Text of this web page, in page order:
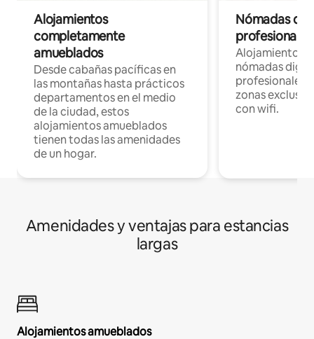
Alojamientos
completamente
amueblados
Desde cabañas pacíficas en
las montañas hasta prácticos
departamentos en el medio
de la ciudad, estos
alojamientos amueblados
tienen todas las amenidades
de un hogar.
Nómadas
Alojamientos
nómadas
profesionales
zonas
con wifi.
Amenidades y ventajas para estancias
largas
Alojamientos amueblados